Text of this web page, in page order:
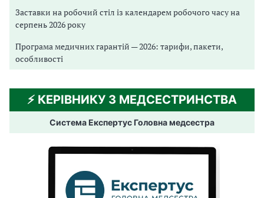
Заставки на робочий стіл із календарем робочого часу на
серпень 2026 року
Програма медичних гарантій — 2026: тарифи, пакети,
особливості
⚡️ КЕРІВНИКУ З МЕДСЕСТРИНСТВА
Система Експертус Головна медсестра